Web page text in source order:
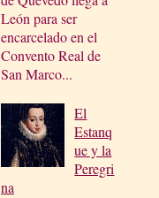
León para ser
encarcelado en el
Convento Real de
San Marco...
El
Estanq
ue y la
Peregri
na